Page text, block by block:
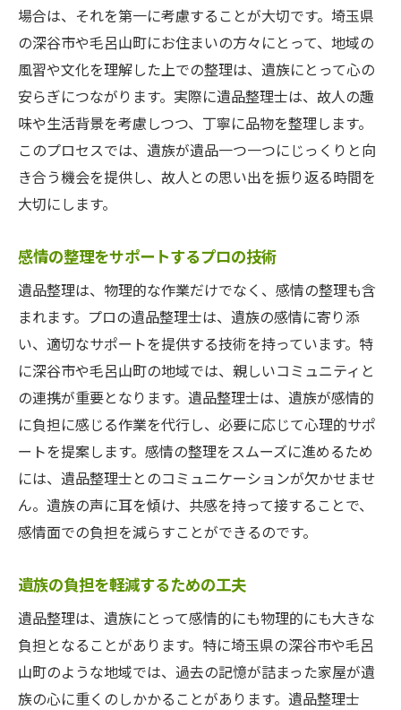
場合は、それを第一に考慮することが大切です。埼玉県
の深谷市や毛呂山町にお住まいの方々にとって、地域の
風習や文化を理解した上での整理は、遺族にとって心の
安らぎにつながります。実際に遺品整理士は、故人の趣
味や生活背景を考慮しつつ、丁寧に品物を整理します。
このプロセスでは、遺族が遺品一つ一つにじっくりと向
き合う機会を提供し、故人との思い出を振り返る時間を
大切にします。
感情の整理をサポートするプロの技術
遺品整理は、物理的な作業だけでなく、感情の整理も含
まれます。プロの遺品整理士は、遺族の感情に寄り添
い、適切なサポートを提供する技術を持っています。特
に深谷市や毛呂山町の地域では、親しいコミュニティと
の連携が重要となります。遺品整理士は、遺族が感情的
に負担に感じる作業を代行し、必要に応じて心理的サポ
ートを提案します。感情の整理をスムーズに進めるため
には、遺品整理士とのコミュニケーションが欠かせませ
ん。遺族の声に耳を傾け、共感を持って接することで、
感情面での負担を減らすことができるのです。
遺族の負担を軽減するための工夫
遺品整理は、遺族にとって感情的にも物理的にも大きな
負担となることがあります。特に埼玉県の深谷市や毛呂
山町のような地域では、過去の記憶が詰まった家屋が遺
族の心に重くのしかかることがあります。遺品整理士